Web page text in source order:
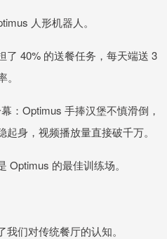
人形机器人。
了 40% 的送餐任务，每天端送 3
：Optimus 手捧汉堡不慎滑倒，
身，视频播放量直接破千万。
Optimus 的最佳训练场。
们对传统餐厅的认知。